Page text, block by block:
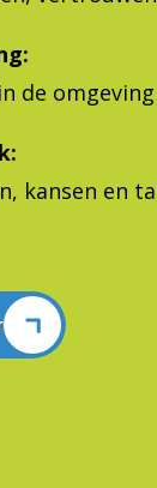
de omgeving
kansen en